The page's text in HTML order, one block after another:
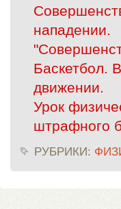
нападении.
Баскетбол.
движении.
Урок
штрафного
РУБРИКИ: